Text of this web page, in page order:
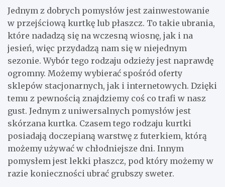
Jednym z dobrych pomysłów jest zainwestowanie
w przejściową kurtkę lub płaszcz. To takie ubrania,
które nadadzą się na wczesną wiosnę, jak i na
jesień, więc przydadzą nam się w niejednym
sezonie. Wybór tego rodzaju odzieży jest naprawdę
ogromny. Możemy wybierać spośród oferty
sklepów stacjonarnych, jak i internetowych. Dzięki
temu z pewnością znajdziemy coś co trafi w nasz
gust. Jednym z uniwersalnych pomysłów jest
skórzana kurtka. Czasem tego rodzaju kurtki
posiadają doczepianą warstwę z futerkiem, którą
możemy używać w chłodniejsze dni. Innym
pomysłem jest lekki płaszcz, pod który możemy w
razie konieczności ubrać grubszy sweter.